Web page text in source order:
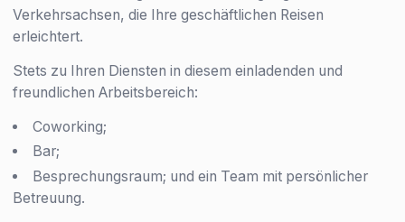
Verkehrsachsen, die Ihre geschäftlichen Reisen
erleichtert.
Stets zu Ihren Diensten in diesem einladenden und
freundlichen Arbeitsbereich:
Coworking;
Bar;
Besprechungsraum; und ein Team mit persönlicher
Betreuung.